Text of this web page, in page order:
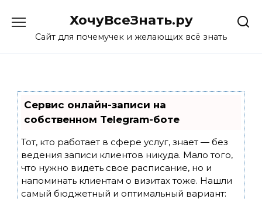
content
ХочуВсеЗнать.ру
Сайт для почемучек и желающих всё знать
Сервис онлайн-записи на
собственном Telegram-боте
Тот, кто работает в сфере услуг, знает — без
ведения записи клиентов никуда. Мало того,
что нужно видеть свое расписание, но и
напоминать клиентам о визитах тоже. Нашли
самый бюджетный и оптимальный вариант: